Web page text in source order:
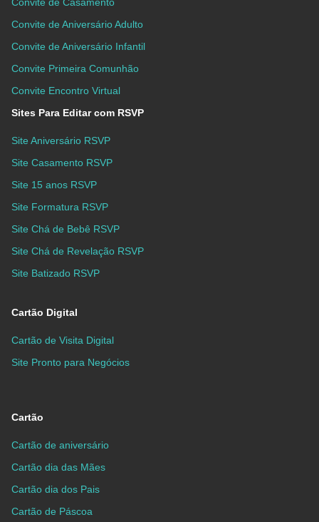
Convite de Aniversário Adulto
Convite de Aniversário Infantil
Convite Primeira Comunhão
Convite Encontro Virtual
Sites Para Editar com RSVP
Site Aniversário RSVP
Site Casamento RSVP
Site 15 anos RSVP
Site Formatura RSVP
Site Chá de Bebê RSVP
Site Chá de Revelação RSVP
Site Batizado RSVP
Cartão Digital
Cartão de Visita Digital
Site Pronto para Negócios
Cartão
Cartão de aniversário
Cartão dia das Mães
Cartão dia dos Pais
Cartão de Páscoa